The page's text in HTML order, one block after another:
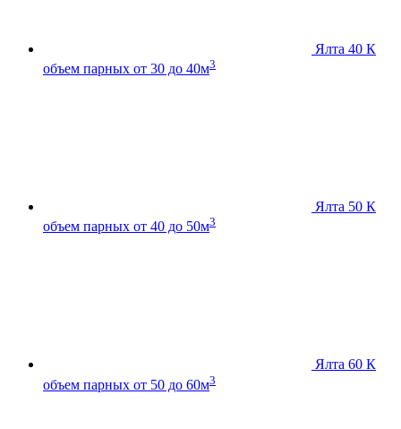
Ялта 40 К
объем парных от 30 до 40м3
Ялта 50 К
объем парных от 40 до 50м3
Ялта 60 К
объем парных от 50 до 60м3